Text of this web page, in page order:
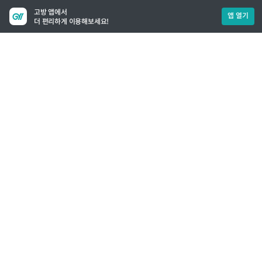
고방 앱에서
더 편리하게 이용해보세요!
앱 열기